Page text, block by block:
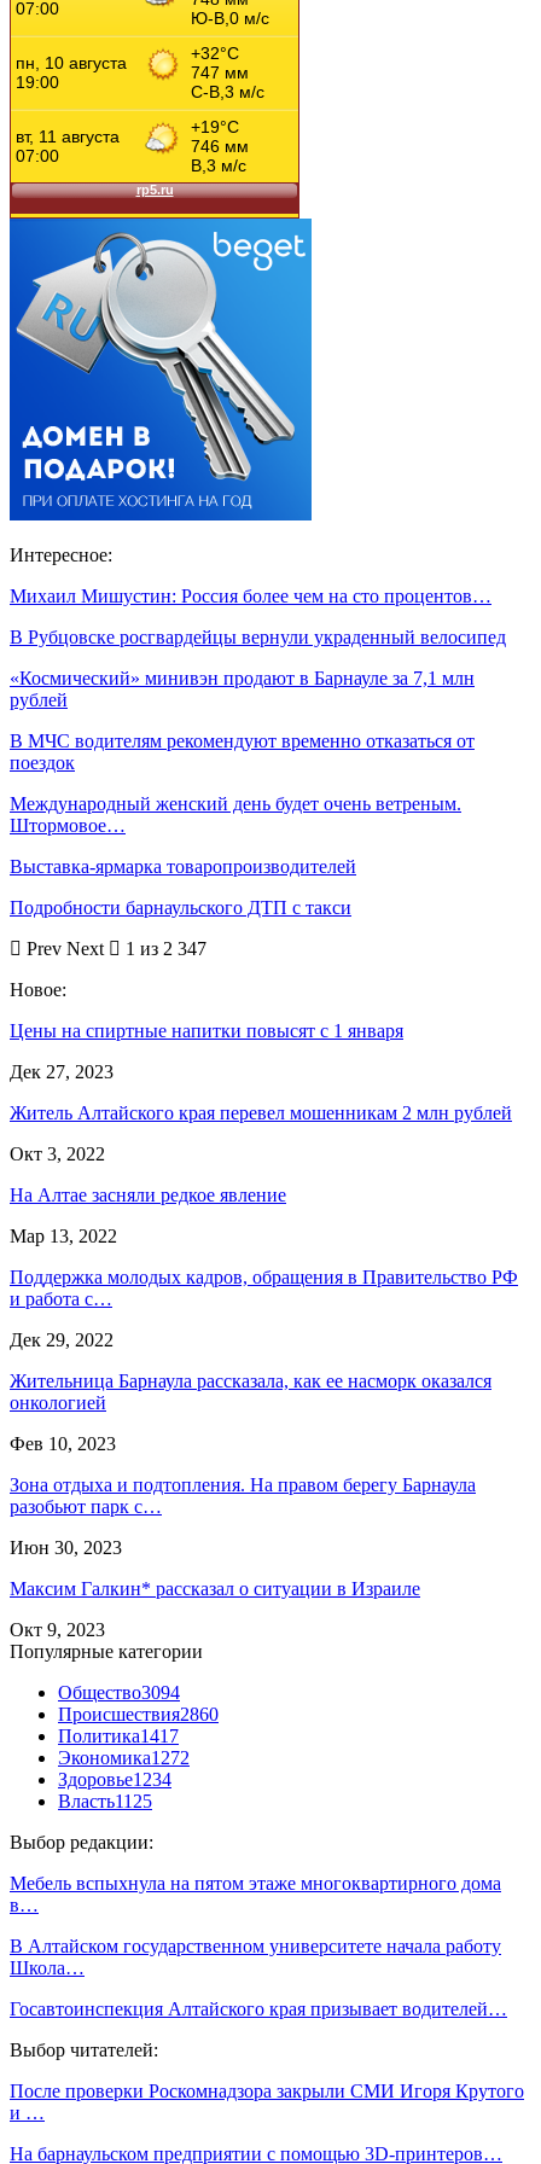
Интересное:
Михаил Мишустин: Россия более чем на сто процентов…
В Рубцовске росгвардейцы вернули украденный велосипед
«Космический» минивэн продают в Барнауле за 7,1 млн
рублей
В МЧС водителям рекомендуют временно отказаться от
поездок
Международный женский день будет очень ветреным.
Штормовое…
Выставка-ярмарка товаропроизводителей
Подробности барнаульского ДТП с такси
Prev Next
1 из 2 347
Новое:
Цены на спиртные напитки повысят с 1 января
Дек 27, 2023
Житель Алтайского края перевел мошенникам 2 млн рублей
Окт 3, 2022
На Алтае засняли редкое явление
Мар 13, 2022
Поддержка молодых кадров, обращения в Правительство РФ
и работа с…
Дек 29, 2022
Жительница Барнаула рассказала, как ее насморк оказался
онкологией
Фев 10, 2023
Зона отдыха и подтопления. На правом берегу Барнаула
разобьют парк с…
Июн 30, 2023
Максим Галкин* рассказал о ситуации в Израиле
Окт 9, 2023
Популярные категории
Общество3094
Происшествия2860
Политика1417
Экономика1272
Здоровье1234
Власть1125
Выбор редакции:
Мебель вспыхнула на пятом этаже многоквартирного дома
в…
В Алтайском государственном университете начала работу
Школа…
Госавтоинспекция Алтайского края призывает водителей…
Выбор читателей:
После проверки Роскомнадзора закрыли СМИ Игоря Крутого
и …
На барнаульском предприятии с помощью 3D-принтеров…